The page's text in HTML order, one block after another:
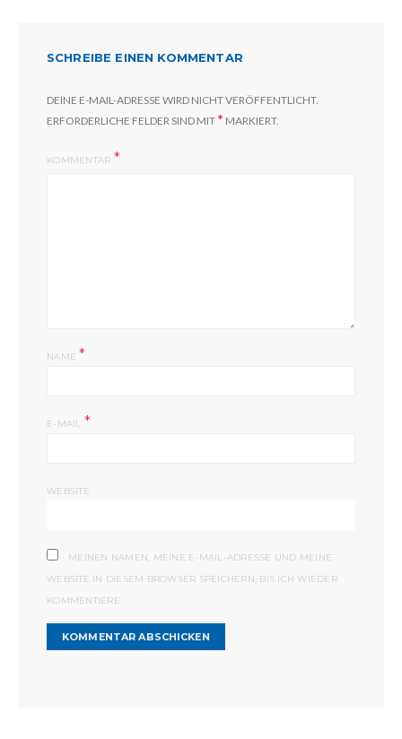
SCHREIBE EINEN KOMMENTAR
DEINE E-MAIL-ADRESSE WIRD NICHT VERÖFFENTLICHT.
ERFORDERLICHE FELDER SIND MIT* MARKIERT.
KOMMENTAR
NAME*
E-MAIL *
WEBSITE
MEINEN NAMEN, MEINE E-MAIL-ADRESSE UND MEINE
WEBSITE IN DIESEM BROWSER SPEICHERN, BIS ICH WIEDER
KOMMENTIERE.